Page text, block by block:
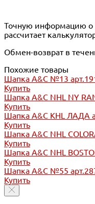
Точную информацию о
рассчитает
Обмен-возврат в
Похожие товары
Шапка A&C №13
Купить
Шапка A&C NHL NY
Купить
Шапка A&C KHL ЛАДА
Купить
Шапка A&C NHL
Купить
Шапка A&C NHL
Купить
Шапка A&C №55
Купить